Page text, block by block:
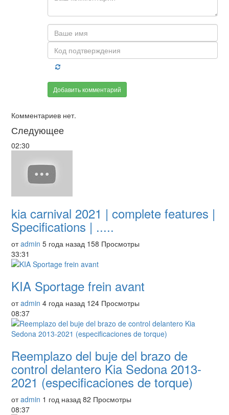
Добавить комментарий
Комментариев нет.
Следующее
02:30
kia carnival 2021 | complete features |
Specifications | .....
отadmin 5 года назад 158 Просмотры
33:31
KIA Sportage frein avant
отadmin 4 года назад 124 Просмотры
08:37
Reemplazo del buje del brazo de
control delantero Kia Sedona 2013-
2021 (especificaciones de torque)
отadmin 1 год назад 82 Просмотры
08:37